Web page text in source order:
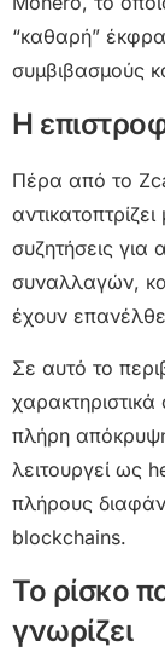
“καθαρή”
συμβιβασμούς
Η
Πέρα από το
συζητήσεις
συναλλαγών,
έχουν
Σε αυτό το
πλήρη
λειτουργεί ως
πλήρους
blockchains.
Το ρίσκο
γνωρίζει